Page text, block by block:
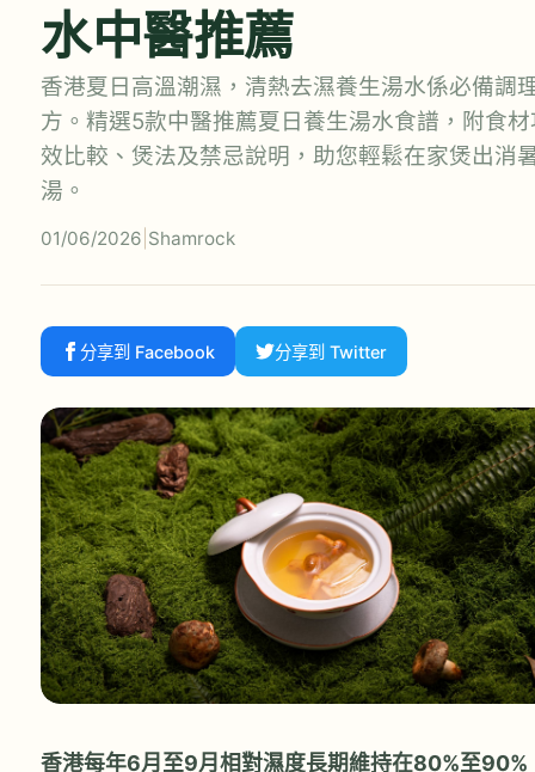
水中醫推薦
香港夏日高溫潮濕，清熱去濕養生湯水係必備調
方。精選5款中醫推薦夏日養生湯水食譜，附食
效比較、煲法及禁忌說明，助您輕鬆在家煲出消
湯。
01/06/2026 Shamrock
分享到 Facebook 分享到 Twitter
香港每年6月至9月相對濕度長期維持在80%至90%